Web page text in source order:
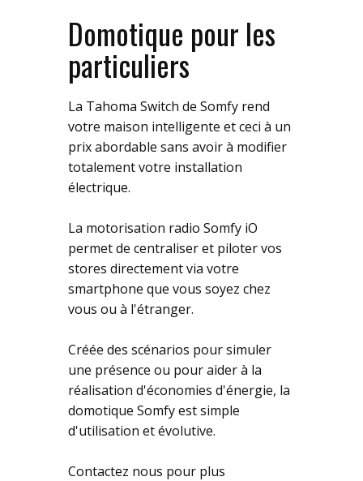
Domotique pour les
particuliers
La Tahoma Switch de Somfy rend
votre maison intelligente et ceci à un
prix abordable sans avoir à modifier
totalement votre installation
électrique.
La motorisation radio Somfy iO
permet de centraliser et piloter vos
stores directement via votre
smartphone que vous soyez chez
vous ou à l'étranger.
Créée des scénarios pour simuler
une présence ou pour aider à la
réalisation d'économies d'énergie, la
domotique Somfy est simple
d'utilisation et évolutive.
Contactez nous pour plus